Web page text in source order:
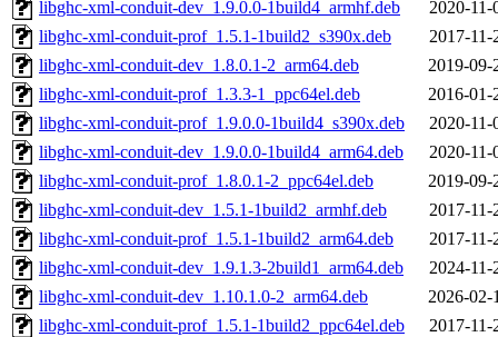
libghc-xml-conduit-dev_1.9.0.0-1build4_armhf.deb
2020-11-
libghc-xml-conduit-prof_1.5.1-1build2_s390x.deb
2017-11-
libghc-xml-conduit-dev_1.8.0.1-2_arm64.deb
2019-09-
libghc-xml-conduit-prof_1.3.3-1_ppc64el.deb
2016-01-
libghc-xml-conduit-prof_1.9.0.0-1build4_s390x.deb
2020-11-
libghc-xml-conduit-dev_1.9.0.0-1build4_arm64.deb
2020-11-
libghc-xml-conduit-prof_1.8.0.1-2_ppc64el.deb
2019-09-
libghc-xml-conduit-dev_1.5.1-1build2_armhf.deb
2017-11-
libghc-xml-conduit-prof_1.5.1-1build2_arm64.deb
2017-11-
libghc-xml-conduit-dev_1.9.1.3-2build1_arm64.deb
2024-11-
libghc-xml-conduit-dev_1.10.1.0-2_arm64.deb
2026-02-
libghc-xml-conduit-prof_1.5.1-1build2_ppc64el.deb
2017-11-